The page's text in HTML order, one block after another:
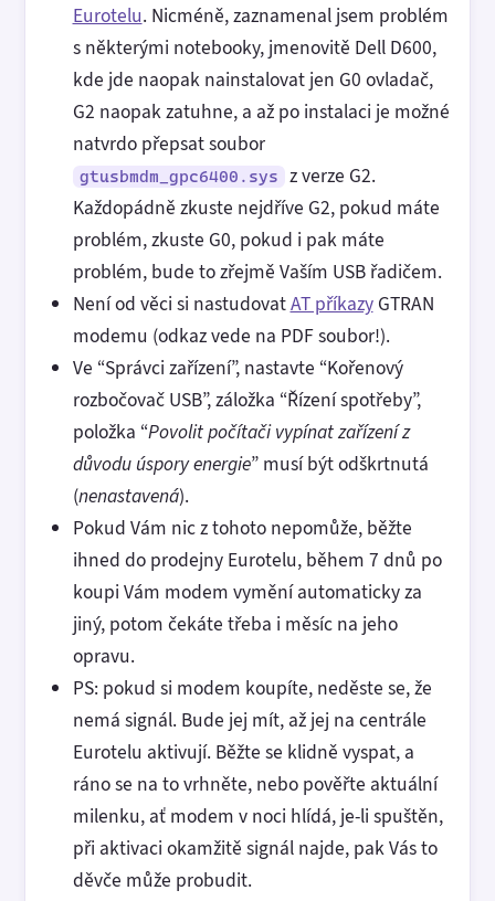
Eurotelu. Nicméně, zaznamenal jsem problém
s některými notebooky, jmenovitě Dell D600,
kde jde naopak nainstalovat jen G0 ovladač,
G2 naopak zatuhne, a až po instalaci je možné
natvrdo přepsat soubor
gtusbmdm_gpc6400.sys
z verze G2.
Každopádně zkuste nejdříve G2, pokud máte
problém, zkuste G0, pokud i pak máte
problém, bude to zřejmě Vaším USB řadičem.
Není od věci si nastudovatAT příkazyGTRAN
modemu (odkaz vede na PDF soubor!).
Ve “Správci zařízení”, nastavte “Kořenový
rozbočovač USB”, záložka “Řízení spotřeby”,
položka “Povolit počítači vypínat zařízení z
důvodu úspory energie” musí být odškrtnutá
(nenastavená).
Pokud Vám nic z tohoto nepomůže, běžte
ihned do prodejny Eurotelu, během 7 dnů po
koupi Vám modem vymění automaticky za
jiný, potom čekáte třeba i měsíc na jeho
opravu.
PS: pokud si modem koupíte, neděste se, že
nemá signál. Bude jej mít, až jej na centrále
Eurotelu aktivují. Běžte se klidně vyspat, a
ráno se na to vrhněte, nebo pověřte aktuální
milenku, ať modem v noci hlídá, je-li spuštěn,
při aktivaci okamžitě signál najde, pak Vás to
děvče může probudit.